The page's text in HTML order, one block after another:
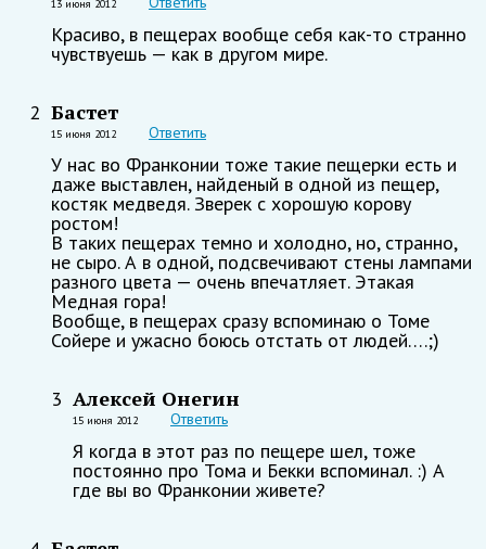
13 июня 2012
Красиво, в пещерах вообще себя как-то странно
чувствуешь — как в другом мире.
2 Бастет
15 июня 2012 Ответить
У нас во Франконии тоже такие пещерки есть и
даже выставлен, найденый в одной из пещер,
костяк медведя. Зверек с хорошую корову
ростом!
В таких пещерах темно и холодно, но, странно,
не сыро. А в одной, подсвечивают стены лампами
разного цвета — очень впечатляет. Этакая
Медная гора!
Вообще, в пещерах сразу вспоминаю о Томе
Сойере и ужасно боюсь отстать от людей….;)
3 Алексей Онегин
15 июня 2012 Ответить
Я когда в этот раз по пещере шел, тоже
постоянно про Тома и Бекки вспоминал. :) А
где вы во Франконии живете?